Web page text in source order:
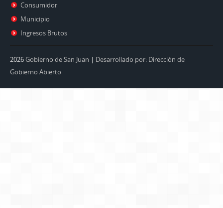
Consumidor
Municipio
Ingresos Brutos
2026Gobierno de San Juan | Desarrollado por: Dirección de
Gobierno Abierto